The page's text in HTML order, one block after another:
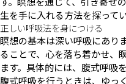
生を手に入れる方法を探って
正しい呼吸法を身につける
瞑想の基本は深い呼吸にあり
ることで、心を落ち着かせ、
ます。具体的には、腹式呼吸
腹式呼吸を行うときは、ゆっ